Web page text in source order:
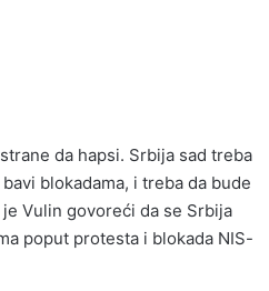
da hapsi. Srbija sad treba
blokadama, i treba da bude
Vulin govoreći da se Srbija
poput protesta i blokada NIS-